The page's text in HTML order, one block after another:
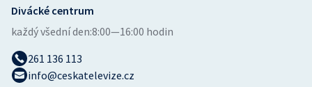
Short track
Sportovní střelba
Divácké centrum
každý všední den:8:00—16:00 hodin
261 136 113
info@ceskatelevize.cz